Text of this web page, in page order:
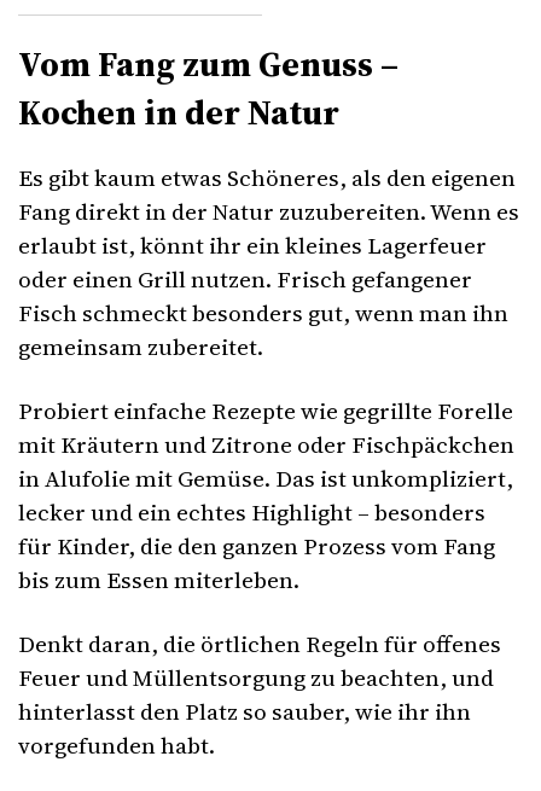
Vom Fang zum Genuss –
Kochen in der Natur
Es gibt kaum etwas Schöneres, als den eigenen
Fang direkt in der Natur zuzubereiten. Wenn es
erlaubt ist, könnt ihr ein kleines Lagerfeuer
oder einen Grill nutzen. Frisch gefangener
Fisch schmeckt besonders gut, wenn man ihn
gemeinsam zubereitet.
Probiert einfache Rezepte wie gegrillte Forelle
mit Kräutern und Zitrone oder Fischpäckchen
in Alufolie mit Gemüse. Das ist unkompliziert,
lecker und ein echtes Highlight – besonders
für Kinder, die den ganzen Prozess vom Fang
bis zum Essen miterleben.
Denkt daran, die örtlichen Regeln für offenes
Feuer und Müllentsorgung zu beachten, und
hinterlasst den Platz so sauber, wie ihr ihn
vorgefunden habt.